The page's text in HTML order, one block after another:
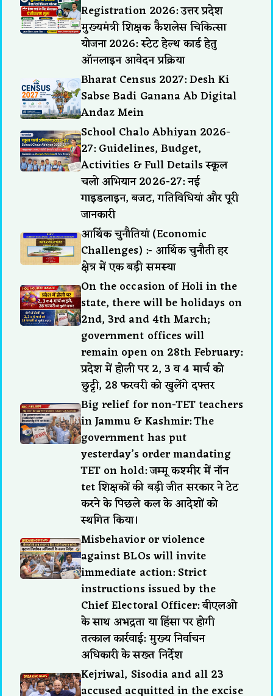
Registration 2026: उत्तर प्रदेश
मुख्यमंत्री शिक्षक कैशलेस चिकित्सा
योजना 2026: स्टेट हेल्थ कार्ड हेतु
ऑनलाइन आवेदन प्रक्रिया
Bharat Census 2027: Desh Ki
Sabse Badi Ganana Ab Digital
Andaz Mein
School Chalo Abhiyan 2026-
27: Guidelines, Budget,
Activities & Full Details स्कूल
चलो अभियान 2026-27: नई
गाइडलाइन, बजट, गतिविधियां और पूरी
जानकारी
आर्थिक चुनौतियां (Economic
Challenges) :- आर्थिक चुनौती हर
क्षेत्र में एक बड़ी समस्या
On the occasion of Holi in the
state, there will be holidays on
2nd, 3rd and 4th March;
government offices will
remain open on 28th February:
प्रदेश में होली पर 2, 3 व 4 मार्च को
छुट्टी, 28 फरवरी को खुलेंगे दफ्तर
Big relief for non-TET teachers
in Jammu & Kashmir: The
government has put
yesterday’s order mandating
TET on hold: जम्मू कश्मीर में नॉन
tet शिक्षकों की बड़ी जीत सरकार ने टेट
करने के पिछले कल के आदेशों को
स्थगित किया।
Misbehavior or violence
against BLOs will invite
immediate action: Strict
instructions issued by the
Chief Electoral Officer: बीएलओ
के साथ अभद्रता या हिंसा पर होगी
तत्काल कार्रवाई: मुख्य निर्वाचन
अधिकारी के सख्त निर्देश
Kejriwal, Sisodia and all 23
accused acquitted in the excise